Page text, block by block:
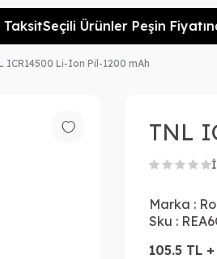
Seçili Ürünler Peşin
ICR14500 Li-Ion Pil-1200 mAh
TNL
Marka :
Sku :
105.5 TL